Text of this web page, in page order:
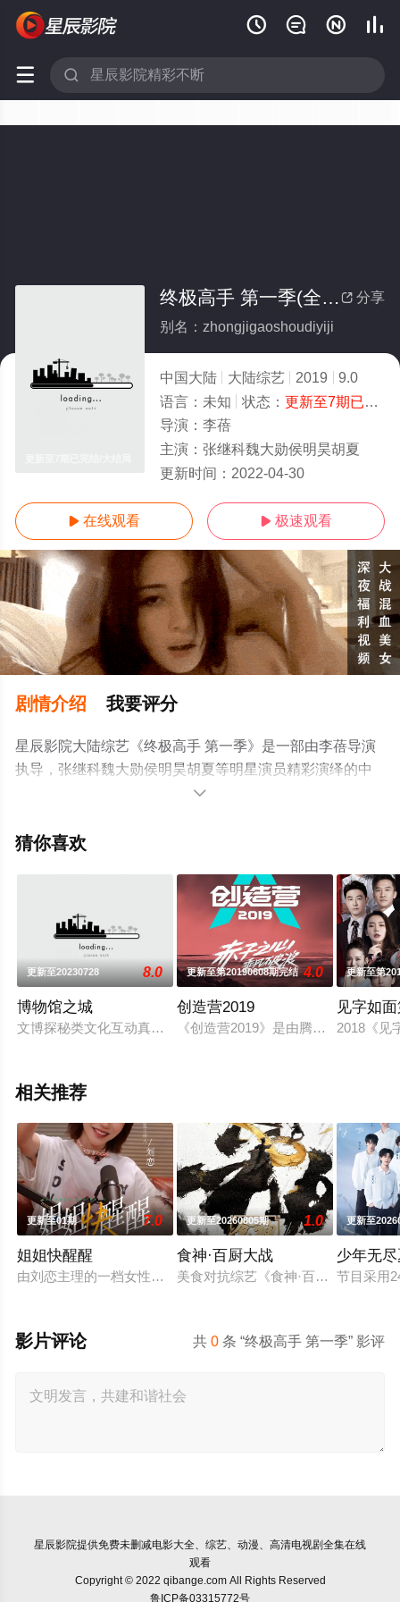
   
 
 分享
终极高手 第一季(全集)
别名：zhongjigaoshoudiyiji
中国大陆 大陆综艺 2019
9.0
语言： 未知 状态： 更新至7期已完结
导演： 李蓓
主演： 张继科魏大勋侯明昊胡夏
更新时间： 2022-04-30
 在线观看  极速观看
剧情介绍 我要评分
星辰影院大陆综艺《终极高手 第一季》是一部由李蓓导演
执导，张继科魏大勋侯明昊胡夏等明星演员精彩演绎的中
国大陆综艺，大结局剧情已揭晓（更新至7期已完结），手
更多剧情信息可移步至豆瓣综艺、电视猫或剧情网等平台

猜你喜欢
更新至20230728 8.0
博物馆之城
文博探秘类文化互动真人秀，通过极具代入感的第一人称规角
更新至第20190608期完结 4.0
创造营2019
《创造营2019》是由腾讯视频出品
更新至第
见字如
2018《见
相关推荐
更新至01期 7.0
姐姐快醒醒
由刘恋主理的一档女性向视频播客节目，每期邀请一位有故事
更新至20260805期 1.0
食神·百厨大战
美食对抗综艺《食神·百厨大战》是
更新至
少年无
节目采用
共0 条 “终极高手 第一季” 影评
影片评论
星辰影院提供免费未删减电影大全、综艺、动漫、高清电视剧全集在线
观看
Copyright © 2022 qibange.com All Rights Reserved
鲁ICP备03315772号